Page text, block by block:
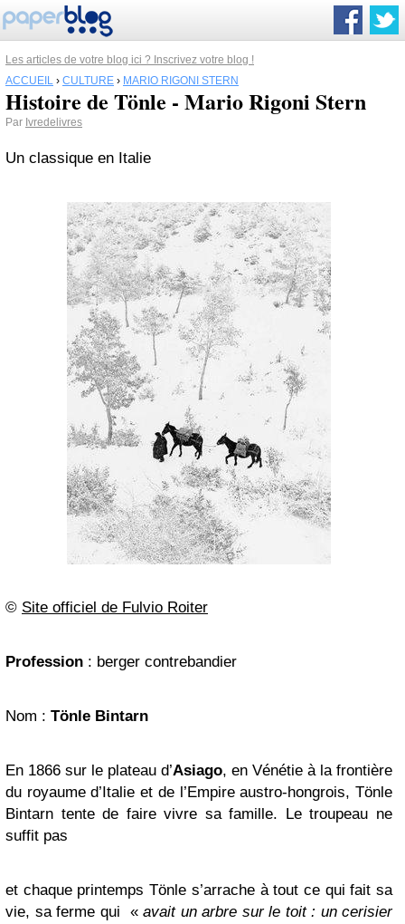
Les articles de votre blog ici ? Inscrivez votre blog !
ACCUEIL › CULTURE › MARIO RIGONI STERN
Histoire de Tönle - Mario Rigoni Stern
Par Ivredelivres
Un classique en Italie
© Site officiel de Fulvio Roiter
Profession : berger contrebandier
Nom : Tönle Bintarn
En 1866 sur le plateau d’Asiago, en Vénétie à la frontière
du royaume d’Italie et de l’Empire austro-hongrois, Tönle
Bintarn tente de faire vivre sa famille. Le troupeau ne
suffit pas
et chaque printemps Tönle s’arrache à tout ce qui fait sa
vie, sa ferme qui « avait un arbre sur le toit : un cerisier